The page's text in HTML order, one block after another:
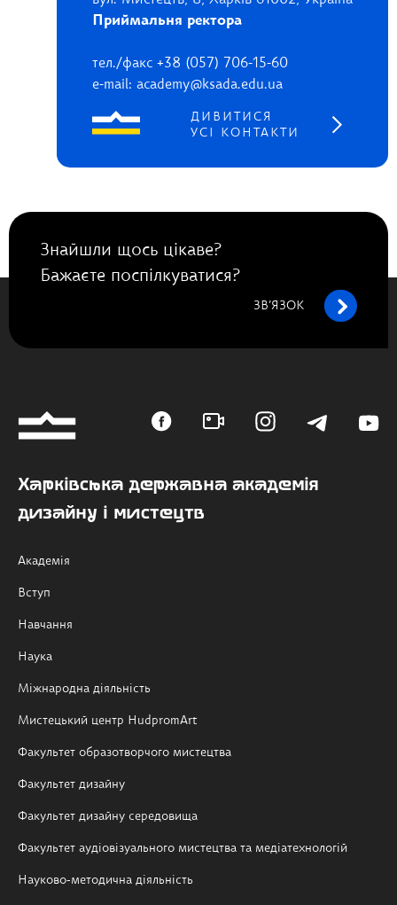
Приймальня ректора
тел./факс +38 (057) 706-15-60
e-mail: academy@ksada.edu.ua
ДИВИТИСЯ
УСІ КОНТАКТИ
Знайшли щось цікаве?
Бажаєте поспілкуватися?
ЗВ’ЯЗОК
Харківська державна академія
дизайну і мистецтв
Академія
Вступ
Навчання
Наука
Міжнародна діяльність
Мистецький центр HudpromArt
Факультет образотворчого мистецтва
Факультет дизайну
Факультет дизайну середовища
Факультет аудіовізуального мистецтва та медіатехнологій
Науково-методична діяльність